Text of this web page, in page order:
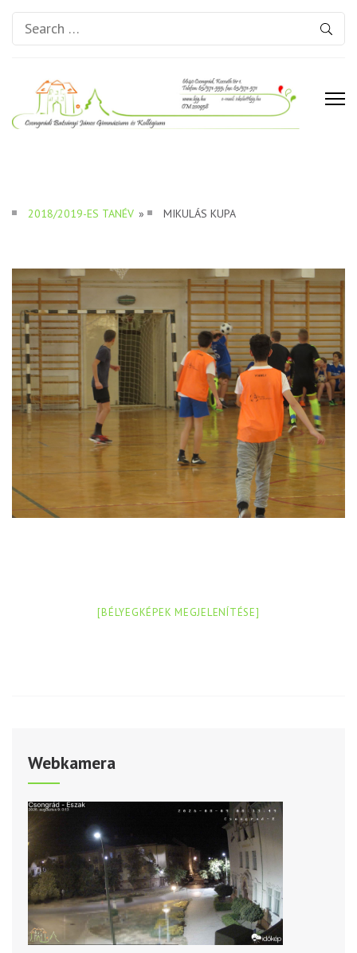
Search
for:
2018/2019-ES TANÉV » MIKULÁS KUPA
[BÉLYEGKÉPEK MEGJELENÍTÉSE]
Webkamera